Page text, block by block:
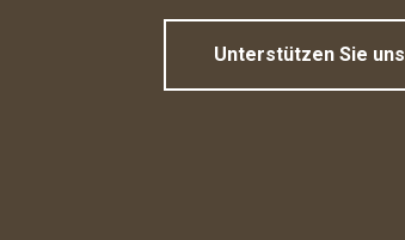
Unterstützen Sie uns